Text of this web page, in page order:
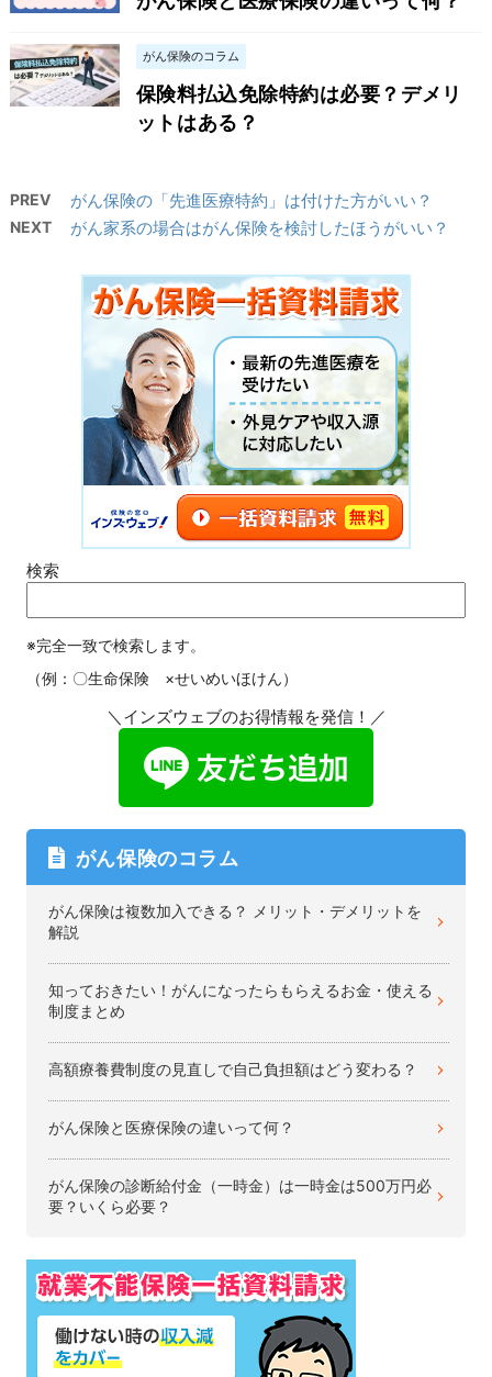
がん保険のコラム
保険料払込免除特約は必要？デメリ
ットはある？
PREV がん保険の「先進医療特約」は付けた方がいい？
NEXT がん家系の場合はがん保険を検討したほうがいい？
検索
※完全一致で検索します。
（例：〇生命保険 ×せいめいほけん）
＼インズウェブのお得情報を発信！／
がん保険のコラム
がん保険は複数加入できる？ メリット・デメリットを
解説
知っておきたい！がんになったらもらえるお金・使える
制度まとめ
高額療養費制度の見直しで自己負担額はどう変わる？
がん保険と医療保険の違いって何？
がん保険の診断給付金（一時金）は一時金は500万円必
要？いくら必要？